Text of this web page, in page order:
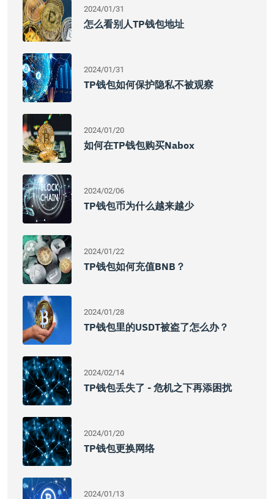
2024/01/31
怎么看别人TP钱包地址
2024/01/31
TP钱包如何保护隐私不被观察
2024/01/20
如何在TP钱包购买Nabox
2024/02/06
TP钱包币为什么越来越少
2024/01/22
TP钱包如何充值BNB？
2024/01/28
TP钱包里的USDT被盗了怎么办？
2024/02/14
TP钱包丢失了 - 危机之下再添困扰
2024/01/20
TP钱包更换网络
2024/01/13